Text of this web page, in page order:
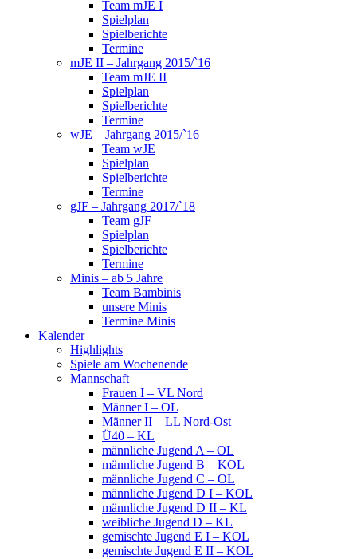
Team mJE I
Spielplan
Spielberichte
Termine
mJE II – Jahrgang 2015/`16
Team mJE II
Spielplan
Spielberichte
Termine
wJE – Jahrgang 2015/`16
Team wJE
Spielplan
Spielberichte
Termine
gJF – Jahrgang 2017/`18
Team gJF
Spielplan
Spielberichte
Termine
Minis – ab 5 Jahre
Team Bambinis
unsere Minis
Termine Minis
Kalender
Highlights
Spiele am Wochenende
Mannschaft
Frauen I – VL Nord
Männer I – OL
Männer II – LL Nord-Ost
Ü40 – KL
männliche Jugend A – OL
männliche Jugend B – KOL
männliche Jugend C – OL
männliche Jugend D I – KOL
männliche Jugend D II – KL
weibliche Jugend D – KL
gemischte Jugend E I – KOL
gemischte Jugend E II – KOL